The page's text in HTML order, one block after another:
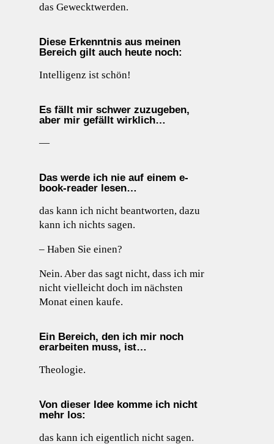
das Gewecktwerden.
Diese Erkenntnis aus meinen
Bereich gilt auch heute noch:
Intelligenz ist schön!
Es fällt mir schwer zuzugeben,
aber mir gefällt wirklich…
—
Das werde ich nie auf einem e-
book-reader lesen…
das kann ich nicht beantworten, dazu
kann ich nichts sagen.
– Haben Sie einen?
Nein. Aber das sagt nicht, dass ich mir
nicht vielleicht doch im nächsten
Monat einen kaufe.
Ein Bereich, den ich mir noch
erarbeiten muss, ist…
Theologie.
Von dieser Idee komme ich nicht
mehr los:
das kann ich eigentlich nicht sagen.